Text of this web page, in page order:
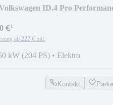
ID.4 Pro
€¹
ab 227 € mtl.
kW (204 PS) • Elektro
Kontakt